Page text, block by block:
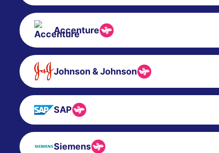
Accenture
Johnson & Johnson
SAP
Siemens